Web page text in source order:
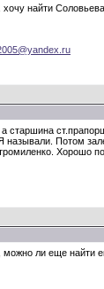
найти
старшина
Потом
Хорошо
ли еще найти